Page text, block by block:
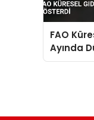
FAO
Ayında